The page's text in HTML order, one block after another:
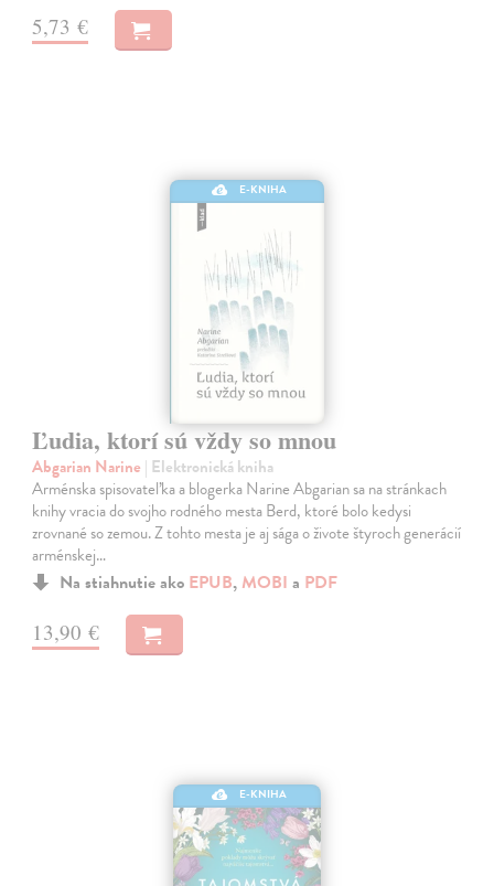
5,73 €
E-KNIHA
Ľudia, ktorí sú vždy so mnou
Abgarian Narine | Elektronická kniha
Arménska spisovateľka a blogerka Narine Abgarian sa na stránkach
knihy vracia do svojho rodného mesta Berd, ktoré bolo kedysi
zrovnané so zemou. Z tohto mesta je aj sága o živote štyroch generácií
arménskej…
Na stiahnutie ako EPUB, MOBI a PDF
13,90 €
E-KNIHA